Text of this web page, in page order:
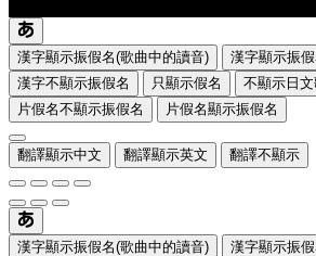
漢字顯示振假名(歌曲中的讀音)
漢字顯示振
漢字不顯示振假名
只顯示假名
不顯示日文
片假名不顯示振假名
片假名顯示振假名
翻譯顯示中文 翻譯顯示英文 翻譯不顯示
漢字顯示振假名(歌曲中的讀音)
漢字顯示振